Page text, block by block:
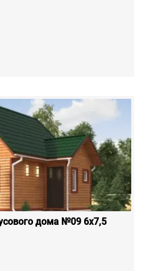
дома №09 6х7,5